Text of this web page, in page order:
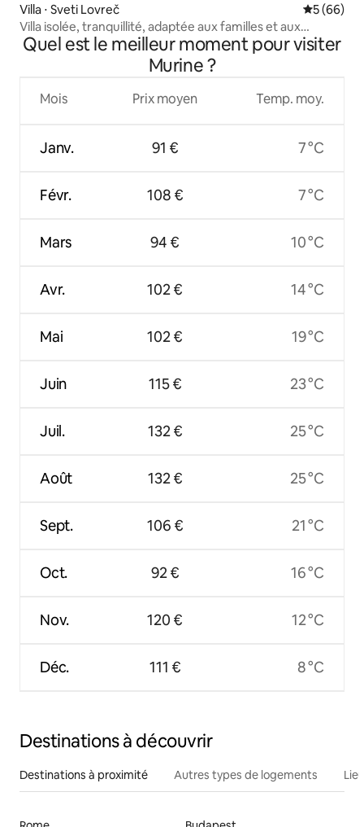
Villa ⋅ Sveti Lovreč
5 (66)
Villa isolée, tranquillité, adaptée aux familles et aux
animaux de compagnie
Quel est le meilleur moment pour visiter
Murine ?
Mois
Janv.
Févr.
Mars
Avr.
Mai
Juin
Juil.
Août
Sept.
Oct.
Nov.
Déc.
Prix moyen
91 €
108 €
94 €
102 €
102 €
115 €
132 €
132 €
106 €
92 €
120 €
111 €
Temp. moy.
7 °C
7 °C
10 °C
14 °C
19 °C
23 °C
25 °C
25 °C
21 °C
16 °C
12 °C
8 °C
Destinations à découvrir
Destinations à proximité Autres types de logements